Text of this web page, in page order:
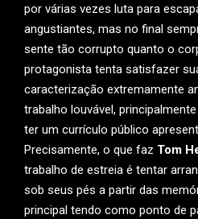
por várias vezes luta para
angustiantes, mas no final
sente tão corrupto quanto o
protagonista tenta satisfazer
caracterização extremamente
trabalho louvável,
ter um currículo público
Precisamente, o que faz Tom
trabalho de estreia é tentar
sob seus pés a partir das
principal tendo como ponto de